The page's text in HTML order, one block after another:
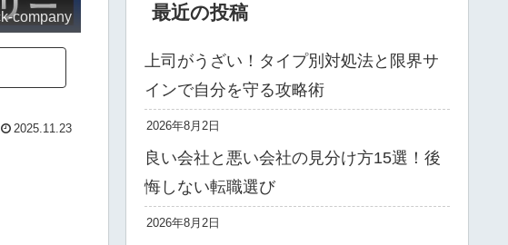
company
2025.11.23
最近の投稿
上司がうざい！タイプ別対処法と限界サ
インで自分を守る攻略術
2026年8月2日
良い会社と悪い会社の見分け方15選！後
悔しない転職選び
2026年8月2日